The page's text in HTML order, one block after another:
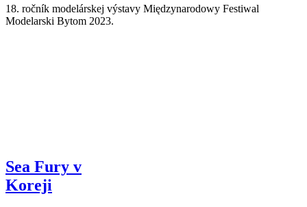
18. ročník modelárskej výstavy Międzynarodowy Festiwal
Modelarski Bytom 2023.
Sea Fury v
Koreji